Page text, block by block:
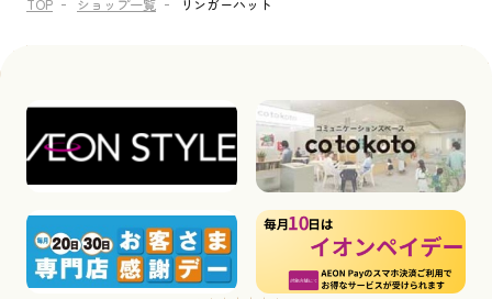
TOP ショップ一覧 リンガーハット